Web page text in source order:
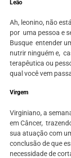
Leão
Ah, leonino, não
por uma pessoa e
Busque entender
nutrir ninguém e,
terapêutica ou
qual você vem
Virgem
Virginiano, a
em Câncer,
sua atuação com
conclusão de que
necessidade de